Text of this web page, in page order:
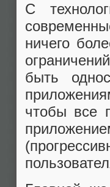
С
ничего
быть
чтобы все